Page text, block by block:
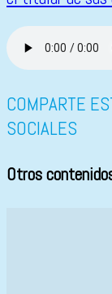
COMPARTE
SOCIALES
Otros